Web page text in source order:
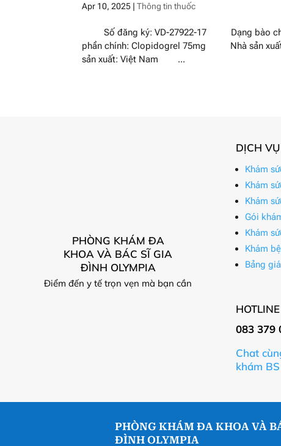
Apr 10, 2025 |Thông tin thuốc
Số đăng ký: VD-27922-17 Dạng bào
phần chính: Clopidogrel 75mg Nhà sản
sản xuất: Việt Nam ...
PHÒNG KHÁM ĐA
KHOA VÀ BÁC SĨ GIA
ĐÌNH OLYMPIA
Điểm đến y tế trọn vẹn mà bạn cần
DỊCH VỤ
Khám
Khám
Khám
Gói
Khám
Khám
Bảng
HOTLINE
083 379
Chat
khám BS
PHÒNG KHÁM ĐA KHOA VÀ
ĐÌNH OLYMPIA